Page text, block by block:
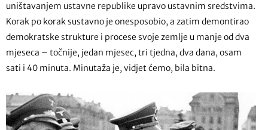
uništavanjem ustavne republike upravo ustavnim sredstvima.
Korak po korak sustavno je onesposobio, a zatim demontirao
demokratske strukture i procese svoje zemlje u manje od dva
mjeseca – točnije, jedan mjesec, tri tjedna, dva dana, osam
sati i 40 minuta. Minutaža je, vidjet ćemo, bila bitna.